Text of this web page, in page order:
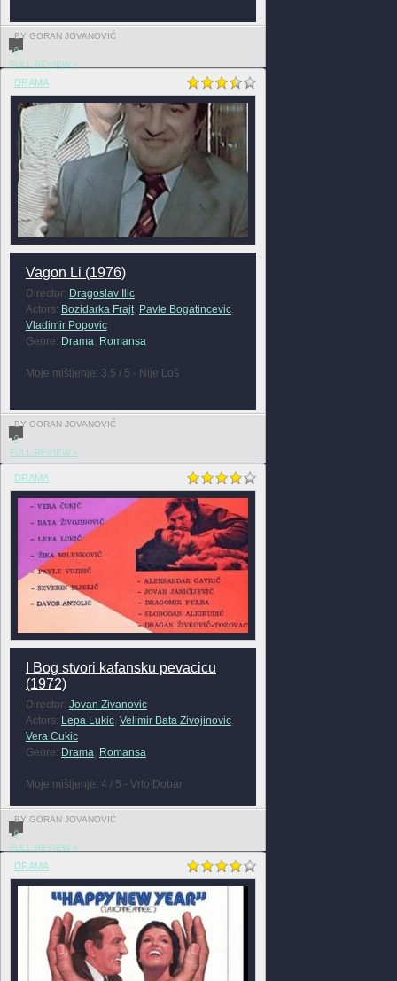
BY GORAN JOVANOVIĆ
0
FULL REVIEW »
DRAMA
Vagon Li (1976)
Director: Dragoslav Ilic
Actors: Bozidarka Frajt, Pavle Bogatincevic,
Vladimir Popovic
Genre: Drama, Romansa
Moje mišljenje: 3.5 / 5 - Nije Loš
BY GORAN JOVANOVIĆ
0
FULL REVIEW »
DRAMA
I Bog stvori kafansku pevacicu
(1972)
Director: Jovan Zivanovic
Actors: Lepa Lukic, Velimir Bata Zivojinovic,
Vera Cukic
Genre: Drama, Romansa
Moje mišljenje: 4 / 5 - Vrlo Dobar
BY GORAN JOVANOVIĆ
0
FULL REVIEW »
DRAMA